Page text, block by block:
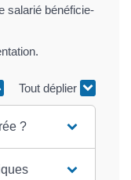
salarié bénéficie-
Tout déplier
?